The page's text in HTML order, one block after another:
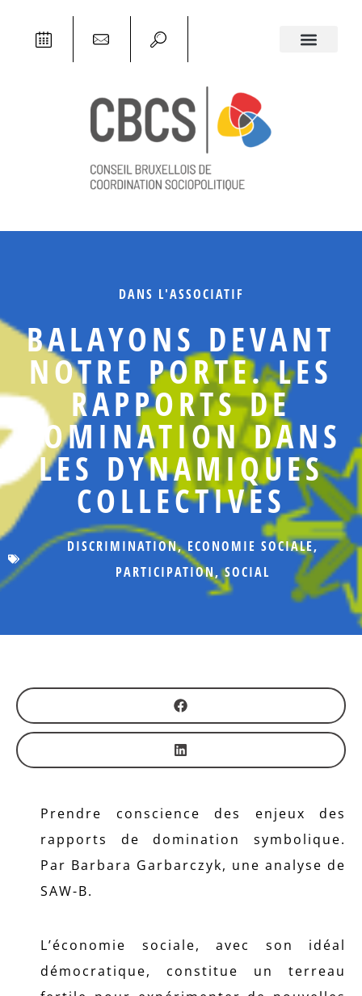
DANS L'ASSOCIATIF
BALAYONS DEVANT
NOTRE PORTE. LES
RAPPORTS DE
DOMINATION DANS
LES DYNAMIQUES
COLLECTIVES
DISCRIMINATION,ECONOMIE SOCIALE,
PARTICIPATION,SOCIAL
Prendre conscience des enjeux des
rapports de domination symbolique.
Par Barbara Garbarczyk, une analyse de
SAW-B.
L’économie sociale, avec son idéal
démocratique, constitue un terreau